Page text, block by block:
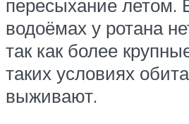
пересыхание летом.
водоёмах у ротана
так как более
таких условиях
выживают.